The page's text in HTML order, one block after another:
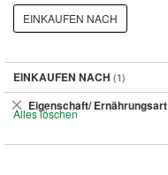
EINKAUFEN NACH
EINKAUFEN NACH
Eigenschaft/ Ernährungsart
Dies
entfernen
Alles löschen